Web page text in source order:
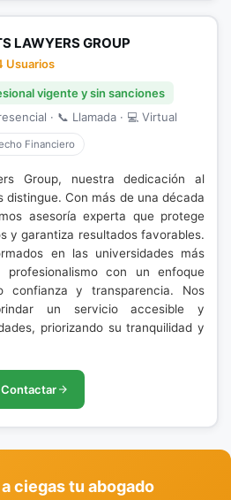
LAWYERS GROUP
Usuarios
vigente y sin sanciones
· 📞 Llamada · 💻 Virtual
Financiero
Group, nuestra dedicación al
distingue. Con más de una década
asesoría experta que protege
y garantiza resultados favorables.
en las universidades más
profesionalismo con un enfoque
confianza y transparencia. Nos
un servicio accesible y
priorizando su tranquilidad y
Contactar
ciegas tu abogado